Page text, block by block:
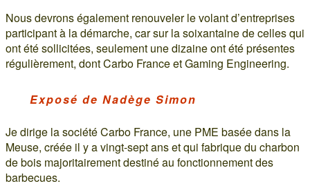
Nous devrons également renouveler le volant d’entreprises
participant à la démarche, car sur la soixantaine de celles qui
ont été sollicitées, seulement une dizaine ont été présentes
régulièrement, dont Carbo France et Gaming Engineering.
Exposé de Nadège Simon
Je dirige la société Carbo France, une PME basée dans la
Meuse, créée il y a vingt-sept ans et qui fabrique du charbon
de bois majoritairement destiné au fonctionnement des
barbecues.